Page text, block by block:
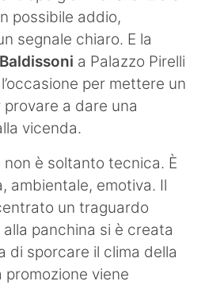
possibile addio,
segnale chiaro. E la
a Palazzo Pirelli
per mettere un
a dare una
vicenda.
è soltanto tecnica. È
ambientale, emotiva. Il
un traguardo
panchina si è creata
di sporcare il clima della
viene